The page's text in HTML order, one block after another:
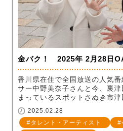
金バク！ 2025年 2月28日
香川県在住で全国放送の人気
サー中野美奈子さんと今、裏
まっているスポットさぬき市津
2025.02.28
タレント・アーティスト